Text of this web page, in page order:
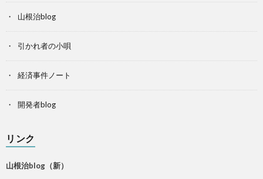
山根治blog
引かれ者の小唄
経済事件ノート
開発者blog
リンク
山根治blog（新）